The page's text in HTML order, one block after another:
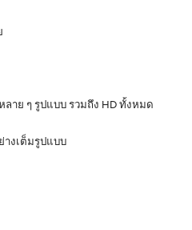
าย ๆ รูปแบบ รวมถึง HD ทั้งหมด
างเต็มรูปแบบ